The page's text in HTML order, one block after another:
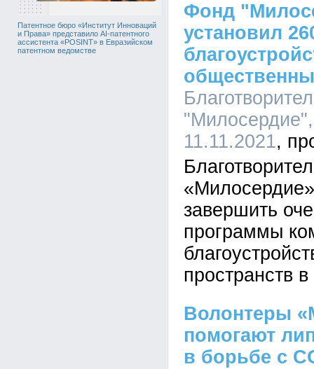
Патентное бюро «Институт Инноваций
и Права» представило AI-патентного
ассистента «POSINT» в Евразийском
патентном ведомстве
Фонд
установил
11.11.2021
завершить
программы
пространств
Волонтеры
помогают
в борьбе с